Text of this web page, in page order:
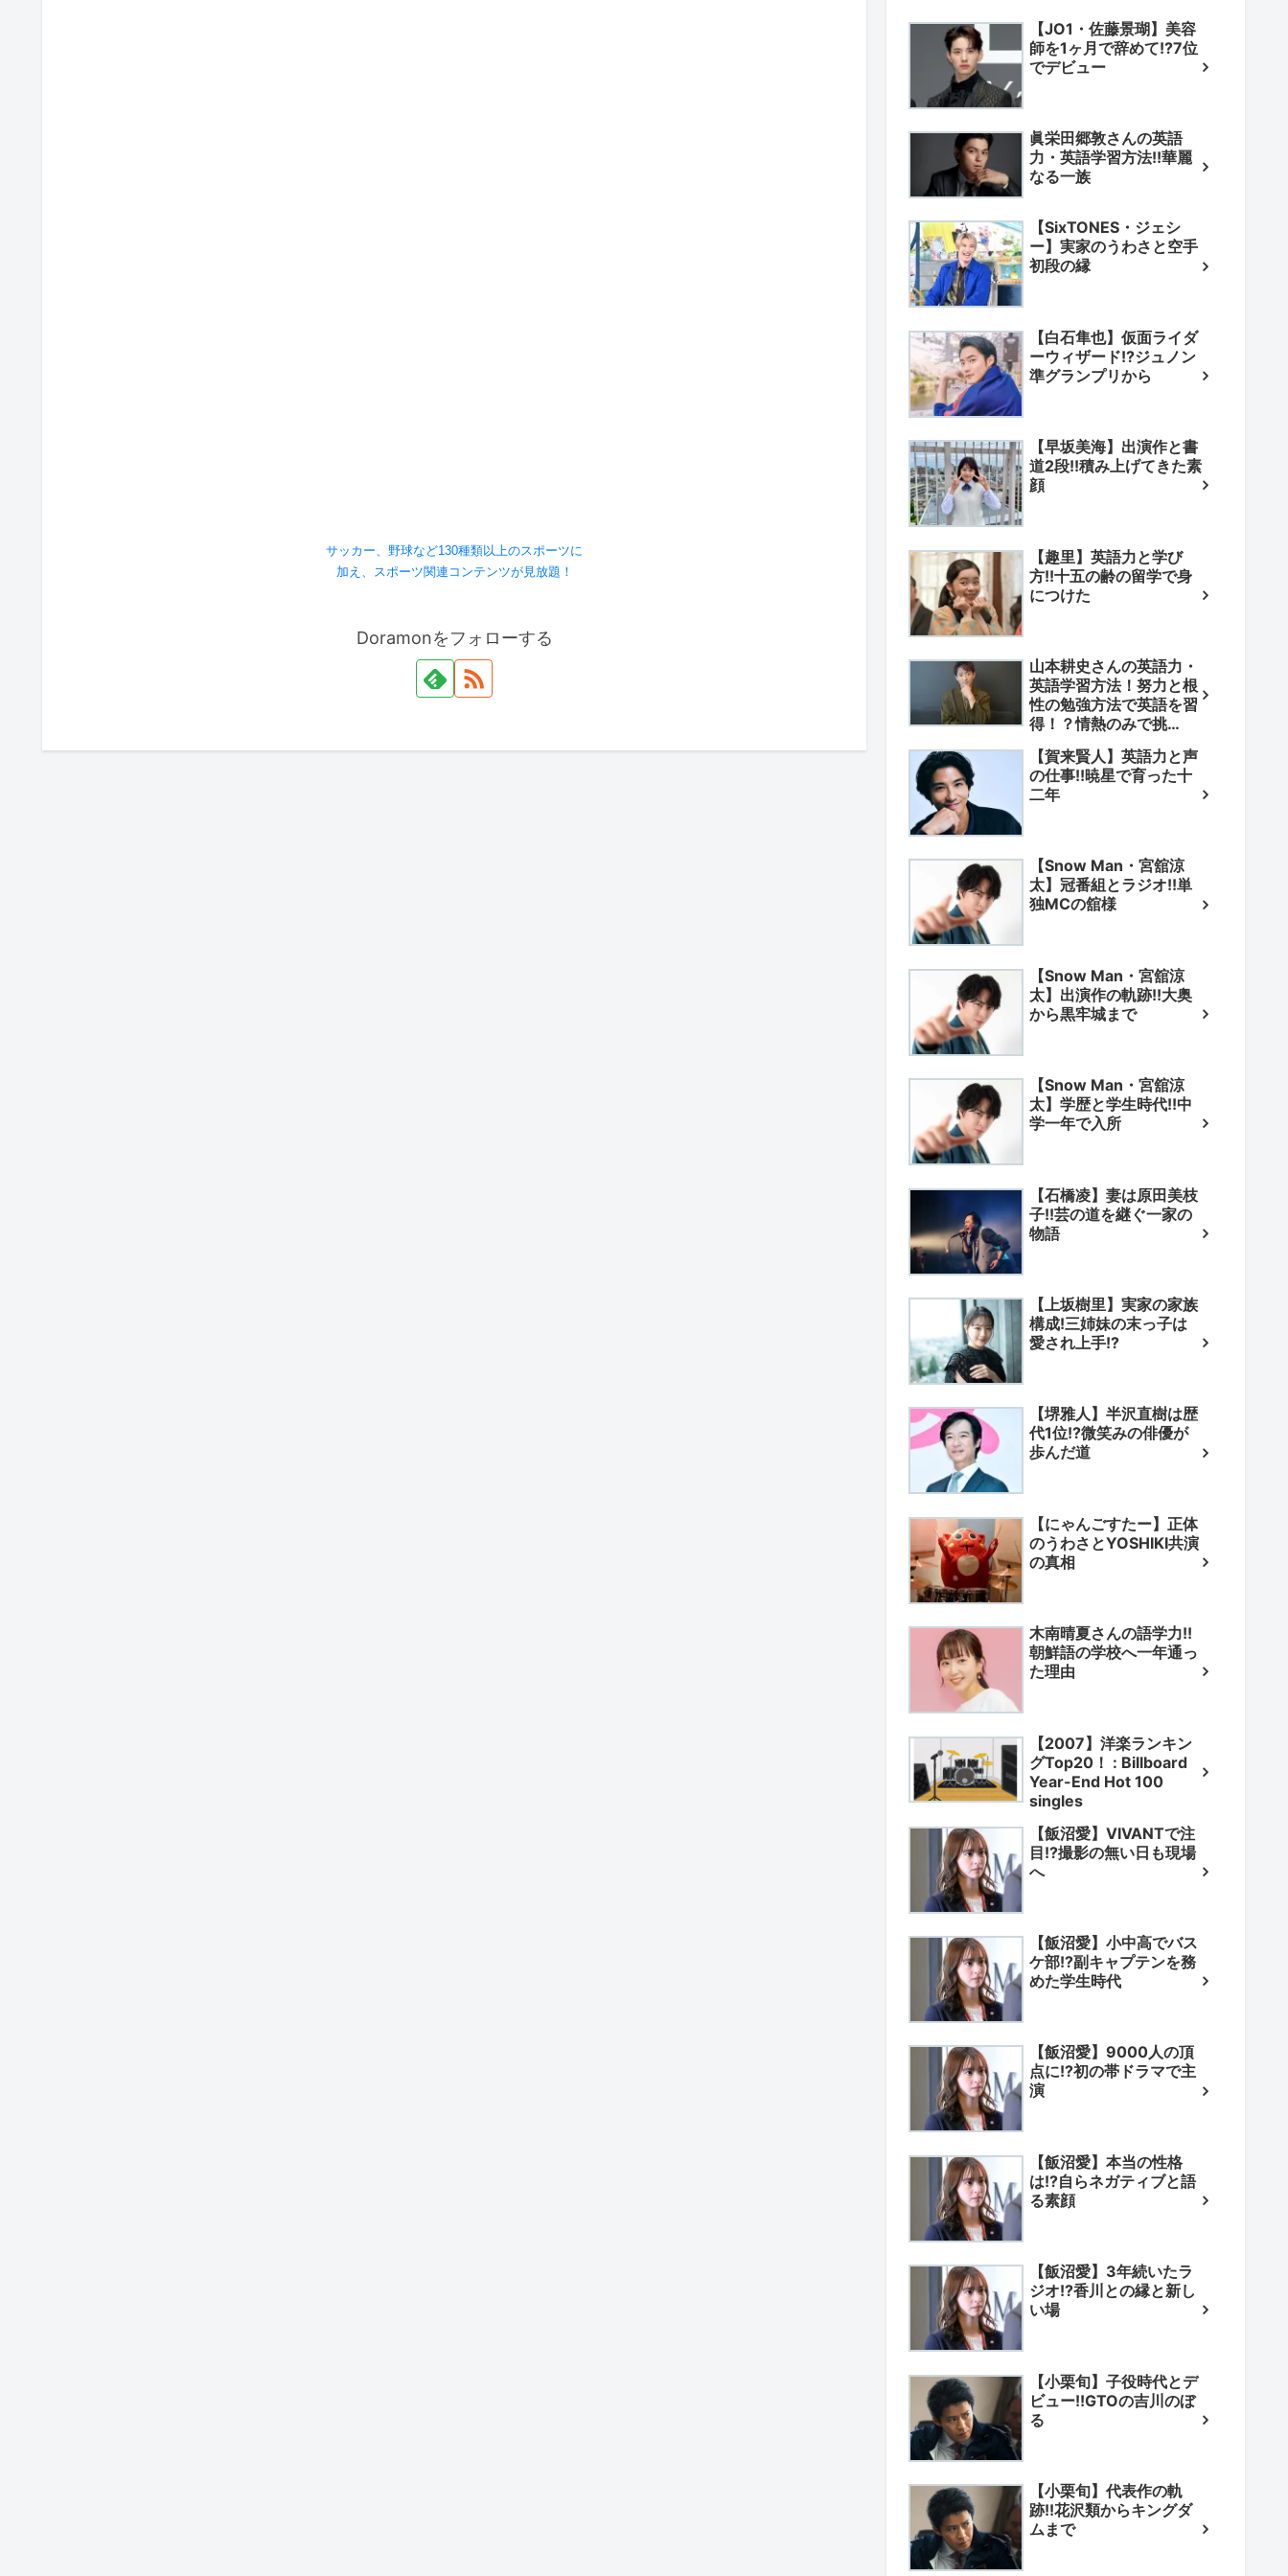
サッカー、野球など130種類以上のスポーツに
加え、スポーツ関連コンテンツが見放題！
Doramonをフォローする
【JO1・佐藤景瑚】美容
師を1ヶ月で辞めて!?7位
でデビュー
眞栄田郷敦さんの英語
力・英語学習方法!!華麗
なる一族
【SixTONES・ジェシ
ー】実家のうわさと空手
初段の縁
【白石隼也】仮面ライダ
ーウィザード!?ジュノン
準グランプリから
【早坂美海】出演作と書
道2段!!積み上げてきた素
顔
【趣里】英語力と学び
方!!十五の齢の留学で身
につけた
山本耕史さんの英語力・
英語学習方法！努力と根
性の勉強方法で英語を習
得！？情熱のみで挑
【賀来賢人】英語力と声
の仕事!!暁星で育った十
二年
【Snow Man・宮舘涼
太】冠番組とラジオ!!単
独MCの舘様
【Snow Man・宮舘涼
太】出演作の軌跡!!大奥
から黒牢城まで
【Snow Man・宮舘涼
太】学歴と学生時代!!中
学一年で入所
【石橋凌】妻は原田美枝
子!!芸の道を継ぐ一家の
物語
【上坂樹里】実家の家族
構成!三姉妹の末っ子は
愛され上手!?
【堺雅人】半沢直樹は歴
代1位!?微笑みの俳優が
歩んだ道
【にゃんごすたー】正体
のうわさとYOSHIKI共演
の真相
木南晴夏さんの語学力!!
朝鮮語の学校へ一年通っ
た理由
【2007】洋楽ランキン
グTop20！ : Billboard
Year-End Hot 100
singles
【飯沼愛】VIVANTで注
目!?撮影の無い日も現場
へ
【飯沼愛】小中高でバス
ケ部!?副キャプテンを務
めた学生時代
【飯沼愛】9000人の頂
点に!?初の帯ドラマで主
演
【飯沼愛】本当の性格
は!?自らネガティブと語
る素顔
【飯沼愛】3年続いたラ
ジオ!?香川との縁と新し
い場
【小栗旬】子役時代とデ
ビュー!!GTOの吉川のぼ
る
【小栗旬】代表作の軌
跡!!花沢類からキングダ
ムまで